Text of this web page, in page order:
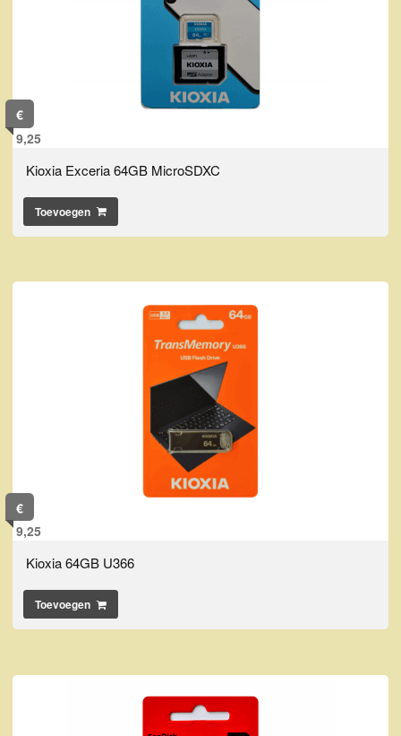
€
9,25
Kioxia Exceria 64GB MicroSDXC
Toevoegen
€
9,25
Kioxia 64GB U366
Toevoegen